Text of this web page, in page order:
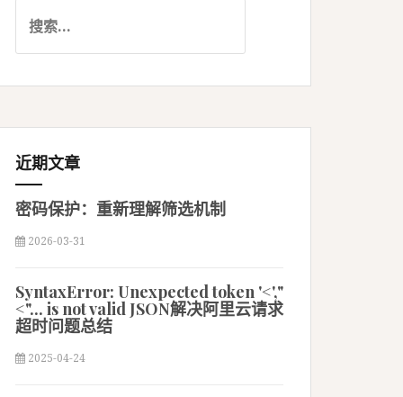
近期文章
密码保护：重新理解筛选机制
2026-03-31
SyntaxError: Unexpected token '<',"
<"... is not valid JSON解决阿里云请求
超时问题总结
2025-04-24